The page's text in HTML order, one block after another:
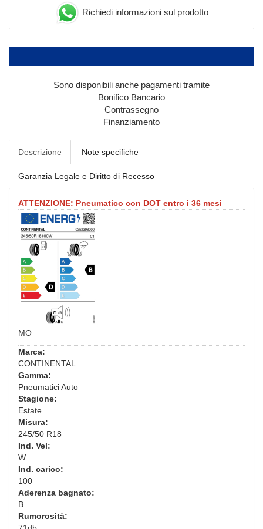
Richiedi informazioni sul prodotto
Sono disponibili anche pagamenti tramite
Bonifico Bancario
Contrassegno
Finanziamento
Descrizione Note specifiche
Garanzia Legale e Diritto di Recesso
ATTENZIONE: Pneumatico con DOT entro i 36 mesi
MO
Marca:
CONTINENTAL
Gamma:
Pneumatici Auto
Stagione:
Estate
Misura:
245/50 R18
Ind. Vel:
W
Ind. carico:
100
Aderenza bagnato:
B
Rumorosità: